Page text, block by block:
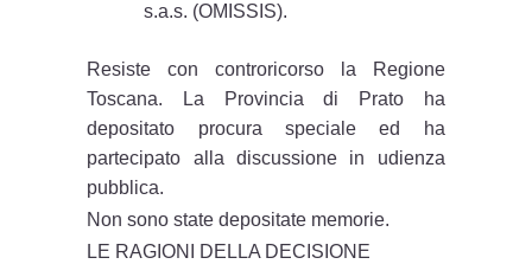
s.a.s. (OMISSIS).
Resiste con controricorso la Regione
Toscana. La Provincia di Prato ha
depositato procura speciale ed ha
partecipato alla discussione in udienza
pubblica.
Non sono state depositate memorie.
LE RAGIONI DELLA DECISIONE